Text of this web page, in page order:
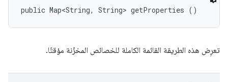
public Map<String, String> getProperties ()
تعرِض هذه الطريقة القائمة الكاملة للخصائص المخزّنة مؤقتًا.